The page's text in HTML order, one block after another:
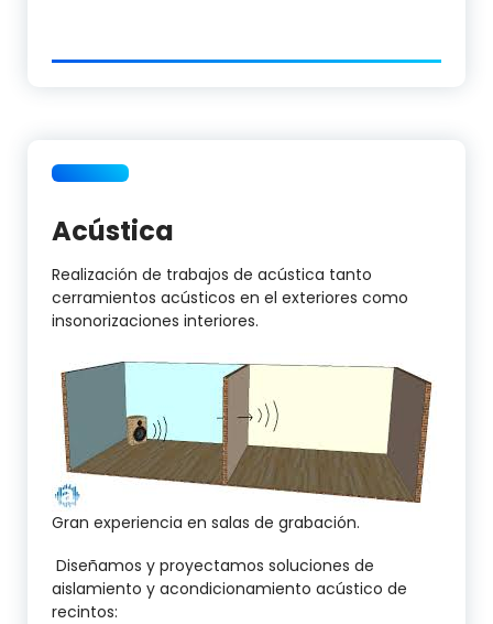
Acústica
Realización de trabajos de acústica tanto
cerramientos acústicos en el exteriores como
insonorizaciones interiores.
Gran experiencia en salas de grabación.
Diseñamos y proyectamos soluciones de
aislamiento y acondicionamiento acústico de
recintos: